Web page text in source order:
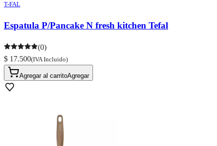
T-FAL
Espatula P/Pancake N fresh kitchen Tefal
(0)
$ 17.500(IVA Incluido)
Agregar al carritoAgregar